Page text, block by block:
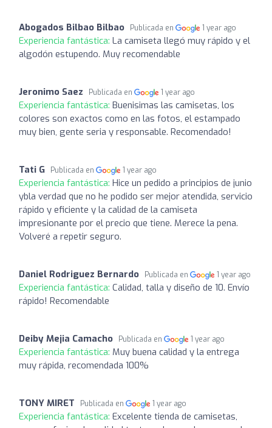
Abogados Bilbao Bilbao Publicada en 1 year ago
Experiencia fantástica: La camiseta llegó muy rápido y el
algodón estupendo. Muy recomendable
Jeronimo Saez Publicada en 1 year ago
Experiencia fantástica: Buenisimas las camisetas, los
colores son exactos como en las fotos, el estampado
muy bien, gente seria y responsable. Recomendado!
Tati G Publicada en 1 year ago
Experiencia fantástica: Hice un pedido a principios de junio
ybla verdad que no he podido ser mejor atendida, servicio
rápido y eficiente y la calidad de la camiseta
impresionante por el precio que tiene. Merece la pena.
Volveré a repetir seguro.
Daniel Rodriguez Bernardo Publicada en 1 year ago
Experiencia fantástica: Calidad, talla y diseño de 10. Envío
rápido! Recomendable
Deiby Mejia Camacho Publicada en 1 year ago
Experiencia fantástica: Muy buena calidad y la entrega
muy rápida, recomendada 100%
TONY MIRET Publicada en 1 year ago
Experiencia fantástica: Excelente tienda de camisetas,